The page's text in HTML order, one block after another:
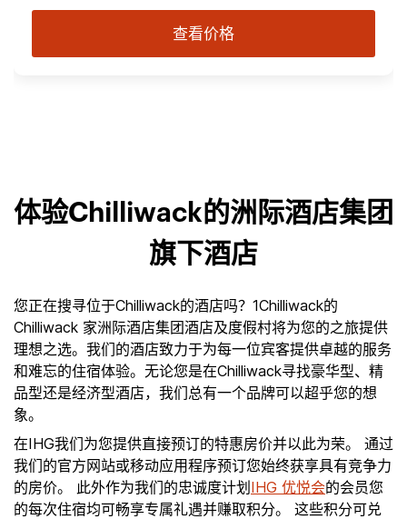
查看价格
体验Chilliwack的洲际酒店集团
旗下酒店
您正在搜寻位于Chilliwack的酒店吗？1Chilliwack的
Chilliwack 家洲际酒店集团酒店及度假村将为您的之旅提供
理想之选。我们的酒店致力于为每一位宾客提供卓越的服务
和难忘的住宿体验。无论您是在Chilliwack寻找豪华型、精
品型还是经济型酒店，我们总有一个品牌可以超乎您的想
象。
在IHG我们为您提供直接预订的特惠房价并以此为荣。 通过
我们的官方网站或移动应用程序预订您始终获享具有竞争力
的房价。 此外作为我们的忠诚度计划 IHG 优悦会的会员您
的每次住宿均可畅享专属礼遇并赚取积分。 这些积分可兑